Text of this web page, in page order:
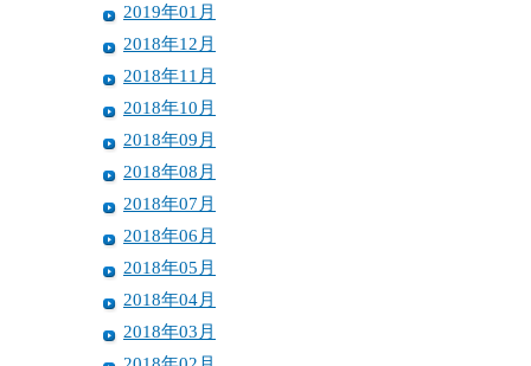
2019年01月
2018年12月
2018年11月
2018年10月
2018年09月
2018年08月
2018年07月
2018年06月
2018年05月
2018年04月
2018年03月